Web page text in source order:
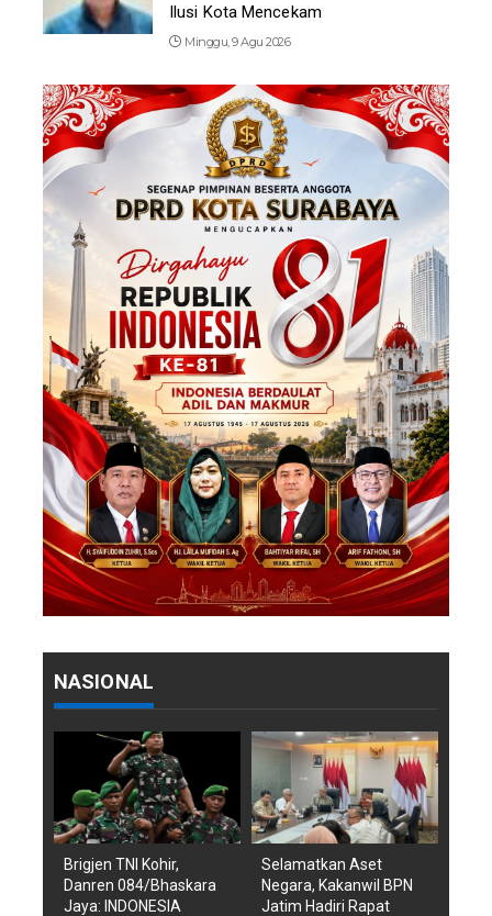
Ilusi Kota Mencekam
Minggu, 9 Agu 2026
NASIONAL
Brigjen TNI Kohir,
Danren 084/Bhaskara
Jaya: INDONESIA
Selamatkan Aset
Negara, Kakanwil BPN
Jatim Hadiri Rapat